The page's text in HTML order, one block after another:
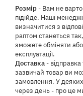
Розмір - Вам не
підійде. Наші
визначитися з
раптом станеться
зможете обміняти
експлуатації.
Доставка -
зазвичай товар ви
замовлення. У
через день - про це